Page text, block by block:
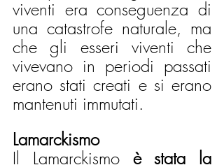
viventi era conseguenza di
una catastrofe naturale, ma
che gli esseri viventi che
vivevano in periodi passati
erano stati creati e si erano
mantenuti immutati.
Lamarckismo
Il Lamarckismo è stata la